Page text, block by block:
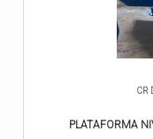
CR
PLATAFORMA